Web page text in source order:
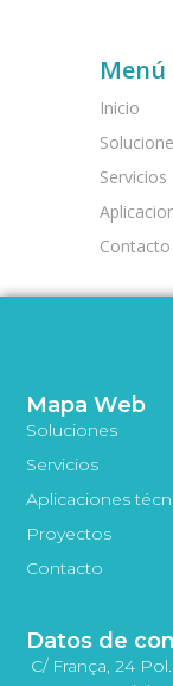
Menú
Inicio
Servicios
Contacto
Mapa Web
Soluciones
Servicios
Aplicaciones
Proyectos
Contacto
Datos de
C/ França, 24